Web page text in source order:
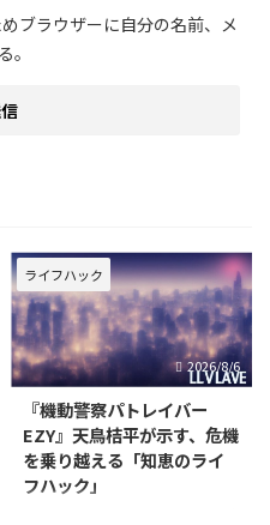
ブラウザーに自分の名前、メ
。
ライフハック
2026/8/6
『機動警察パトレイバー
EZY』天鳥桔平が示す、危機
を乗り越える「知恵のライ
フハック」